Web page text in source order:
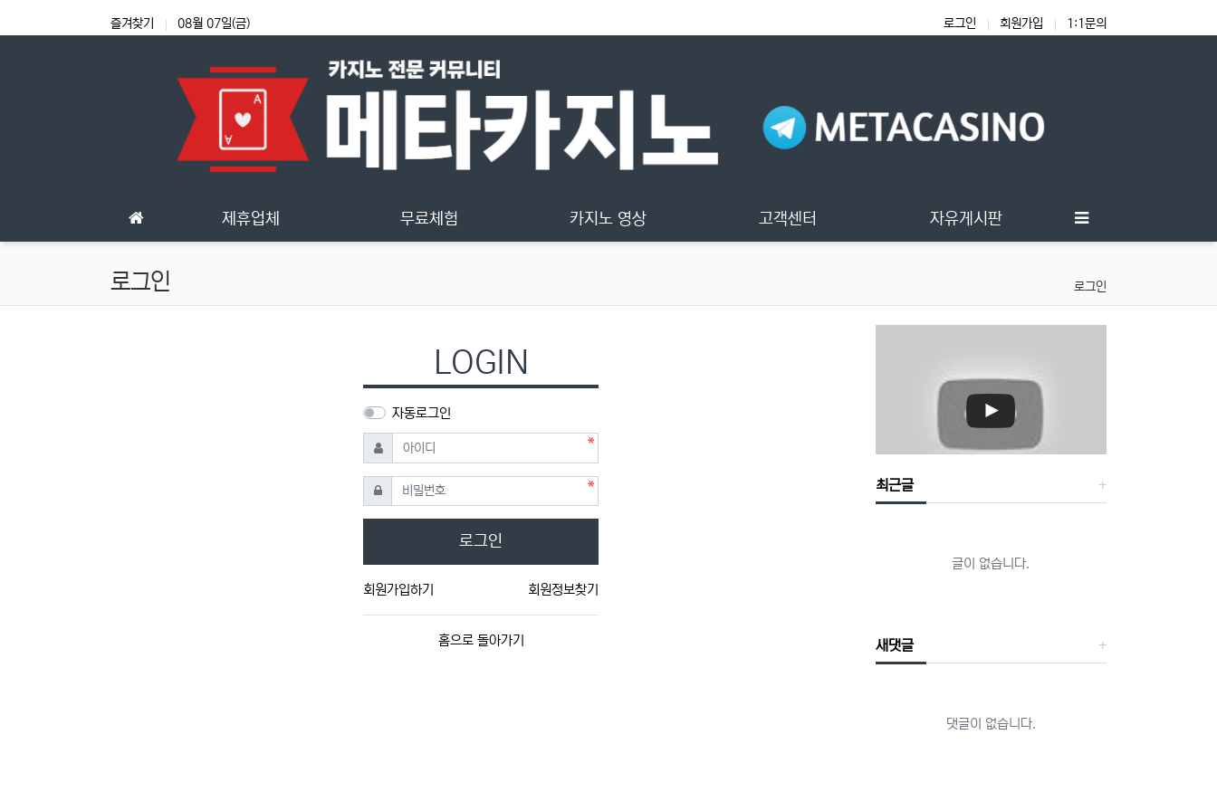
즐겨찾기 08월 07일(금) 로그인 회원가입 1:1문의
제휴업체 무료체험 카지노 영상 고객센터 자유게시판
로그인 로그인
LOGIN
자동로그인
아이디
필수
비밀번호필수
로그인
회원가입하기 회원정보찾기
홈으로 돌아가기
최근글
글이 없습니다.
새댓글
댓글이 없습니다.